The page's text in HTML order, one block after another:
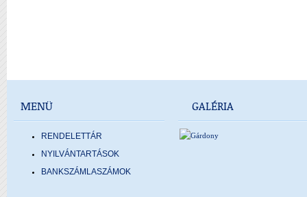
MENÜ
RENDELETTÁR
NYILVÁNTARTÁSOK
BANKSZÁMLASZÁMOK
GALÉRIA